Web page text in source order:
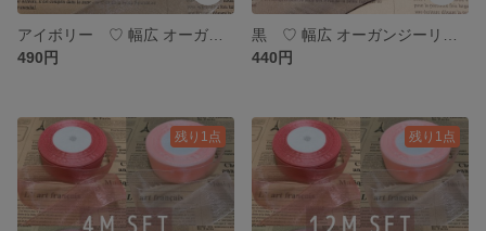
490円
440円
残り1点 残り1点